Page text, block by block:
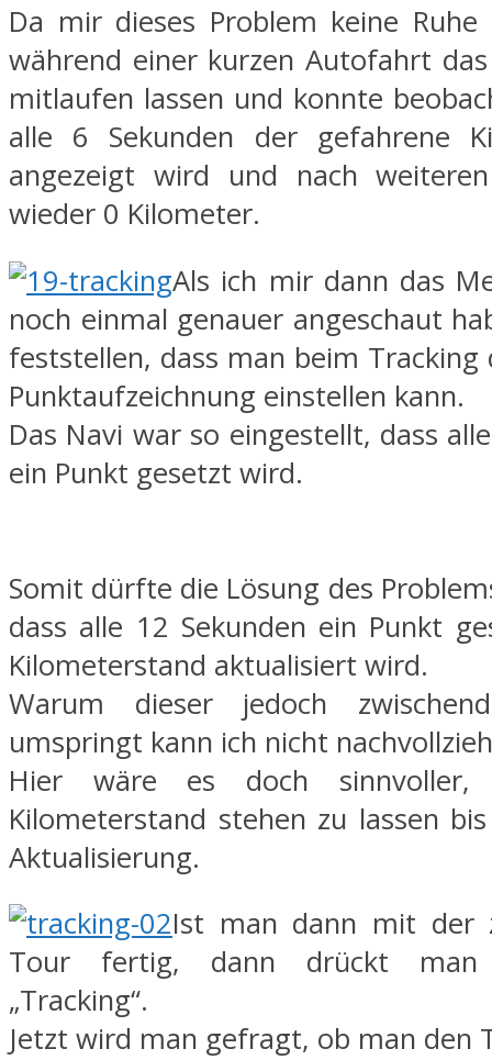
Da mir dieses Problem keine
während einer kurzen Autofahrt
mitlaufen lassen und konnte
alle 6 Sekunden der gefahrene
angezeigt wird und nach
wieder 0 Kilometer.
Als ich mir dann das
noch einmal genauer angeschaut
feststellen, dass man beim Tracking
Punktaufzeichnung einstellen kann.
Das Navi war so eingestellt, dass
ein Punkt gesetzt wird.
Somit dürfte die Lösung des
dass alle 12 Sekunden ein Punkt
Kilometerstand aktualisiert wird.
Warum dieser jedoch
umspringt kann ich nicht
Hier wäre es doch sinnvoller,
Kilometerstand stehen zu lassen
Aktualisierung.
Ist man dann mit der
Tour fertig, dann drückt
„Tracking“.
Jetzt wird man gefragt, ob man den